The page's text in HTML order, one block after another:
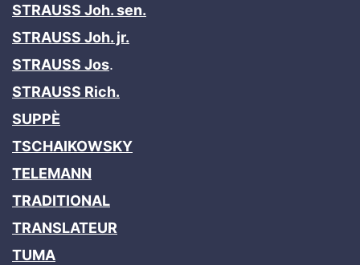
STRAUSS Joh. sen.
STRAUSS Joh. jr.
STRAUSS Jos.
STRAUSS Rich.
SUPPÈ
TSCHAIKOWSKY
TELEMANN
TRADITIONAL
TRANSLATEUR
TUMA